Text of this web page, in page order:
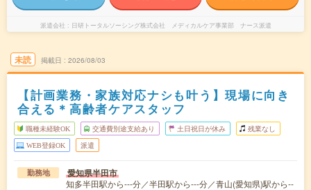
派遣会社 日研トータルソーシング株式会社 メディカルケア事業部 ナース派遣
未読 掲載日 2026/08/03
【計画業務・家族対応ナシも叶う】現場に向き
合える＊高齢者ケアスタッフ
職種未経験OK 交通費別途支給あり 土日祝日が休み 残業なし
WEB登録OK 派遣
勤務地 愛知県半田市
知多半田駅から---分／半田駅から---分／青山(愛知県)駅から--